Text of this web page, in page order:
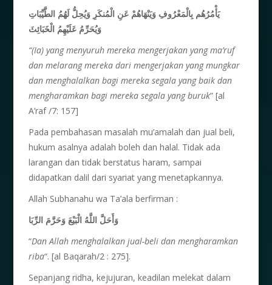
يَأْمُرُهُم بِالْمَعْرُوفِ وَيَنْهَاهُمْ عَنِ الْمُنكَرِ وَيُحِلُّ لَهُمُ الطَّيِّبَاتِ
وَيُحَرِّمُ عَلَيْهِمُ الْخَبَائِثَ
“(Ia) yang menyuruh mereka mengerjakan yang ma’ruf
dan melarang mereka dari mengerjakan yang mungkar
dan menghalalkan bagi mereka segala yang baik dan
mengharamkan bagi mereka segala yang buruk” [al
A’raf /7: 157]
Pada pembahasan masalah mu’amalah dan jual beli,
hukum asalnya adalah boleh dan halal. Tidak ada
larangan dan tidak berstatus haram, sampai
didapatkan dalil dari syariat yang menetapkannya.
Allah Subhanahu wa Ta’ala berfirman :
وَأَحَلَّ اللَّهُ الْبَيْعَ وَحَرَّمَ الرِّبَا
“Dan Allah menghalalkan jual-beli dan mengharamkan
riba“. [al Baqarah/2 : 275].
Sepanjang ridha, kejujuran, keadilan melekat dalam